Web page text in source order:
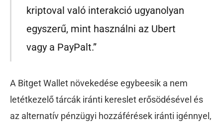
kriptoval való interakció ugyanolyan
egyszerű, mint használni az Ubert
vagy a PayPalt.”
A Bitget Wallet növekedése egybeesik a nem
letétkezelő tárcák iránti kereslet erősödésével és
az alternatív pénzügyi hozzáférések iránti igénnyel,